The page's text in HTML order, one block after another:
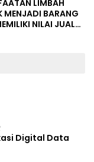
LIMBAH
MENJADI BARANG
NILAI JUAL
Digital Data